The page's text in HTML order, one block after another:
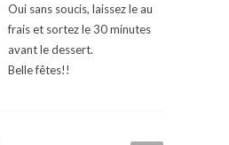
Oui sans soucis, laissez le au
frais et sortez le 30 minutes
avant le dessert.
Belle fêtes!!